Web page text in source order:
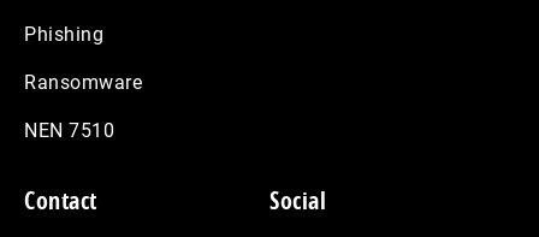
Phishing
Ransomware
NEN 7510
Contact Social